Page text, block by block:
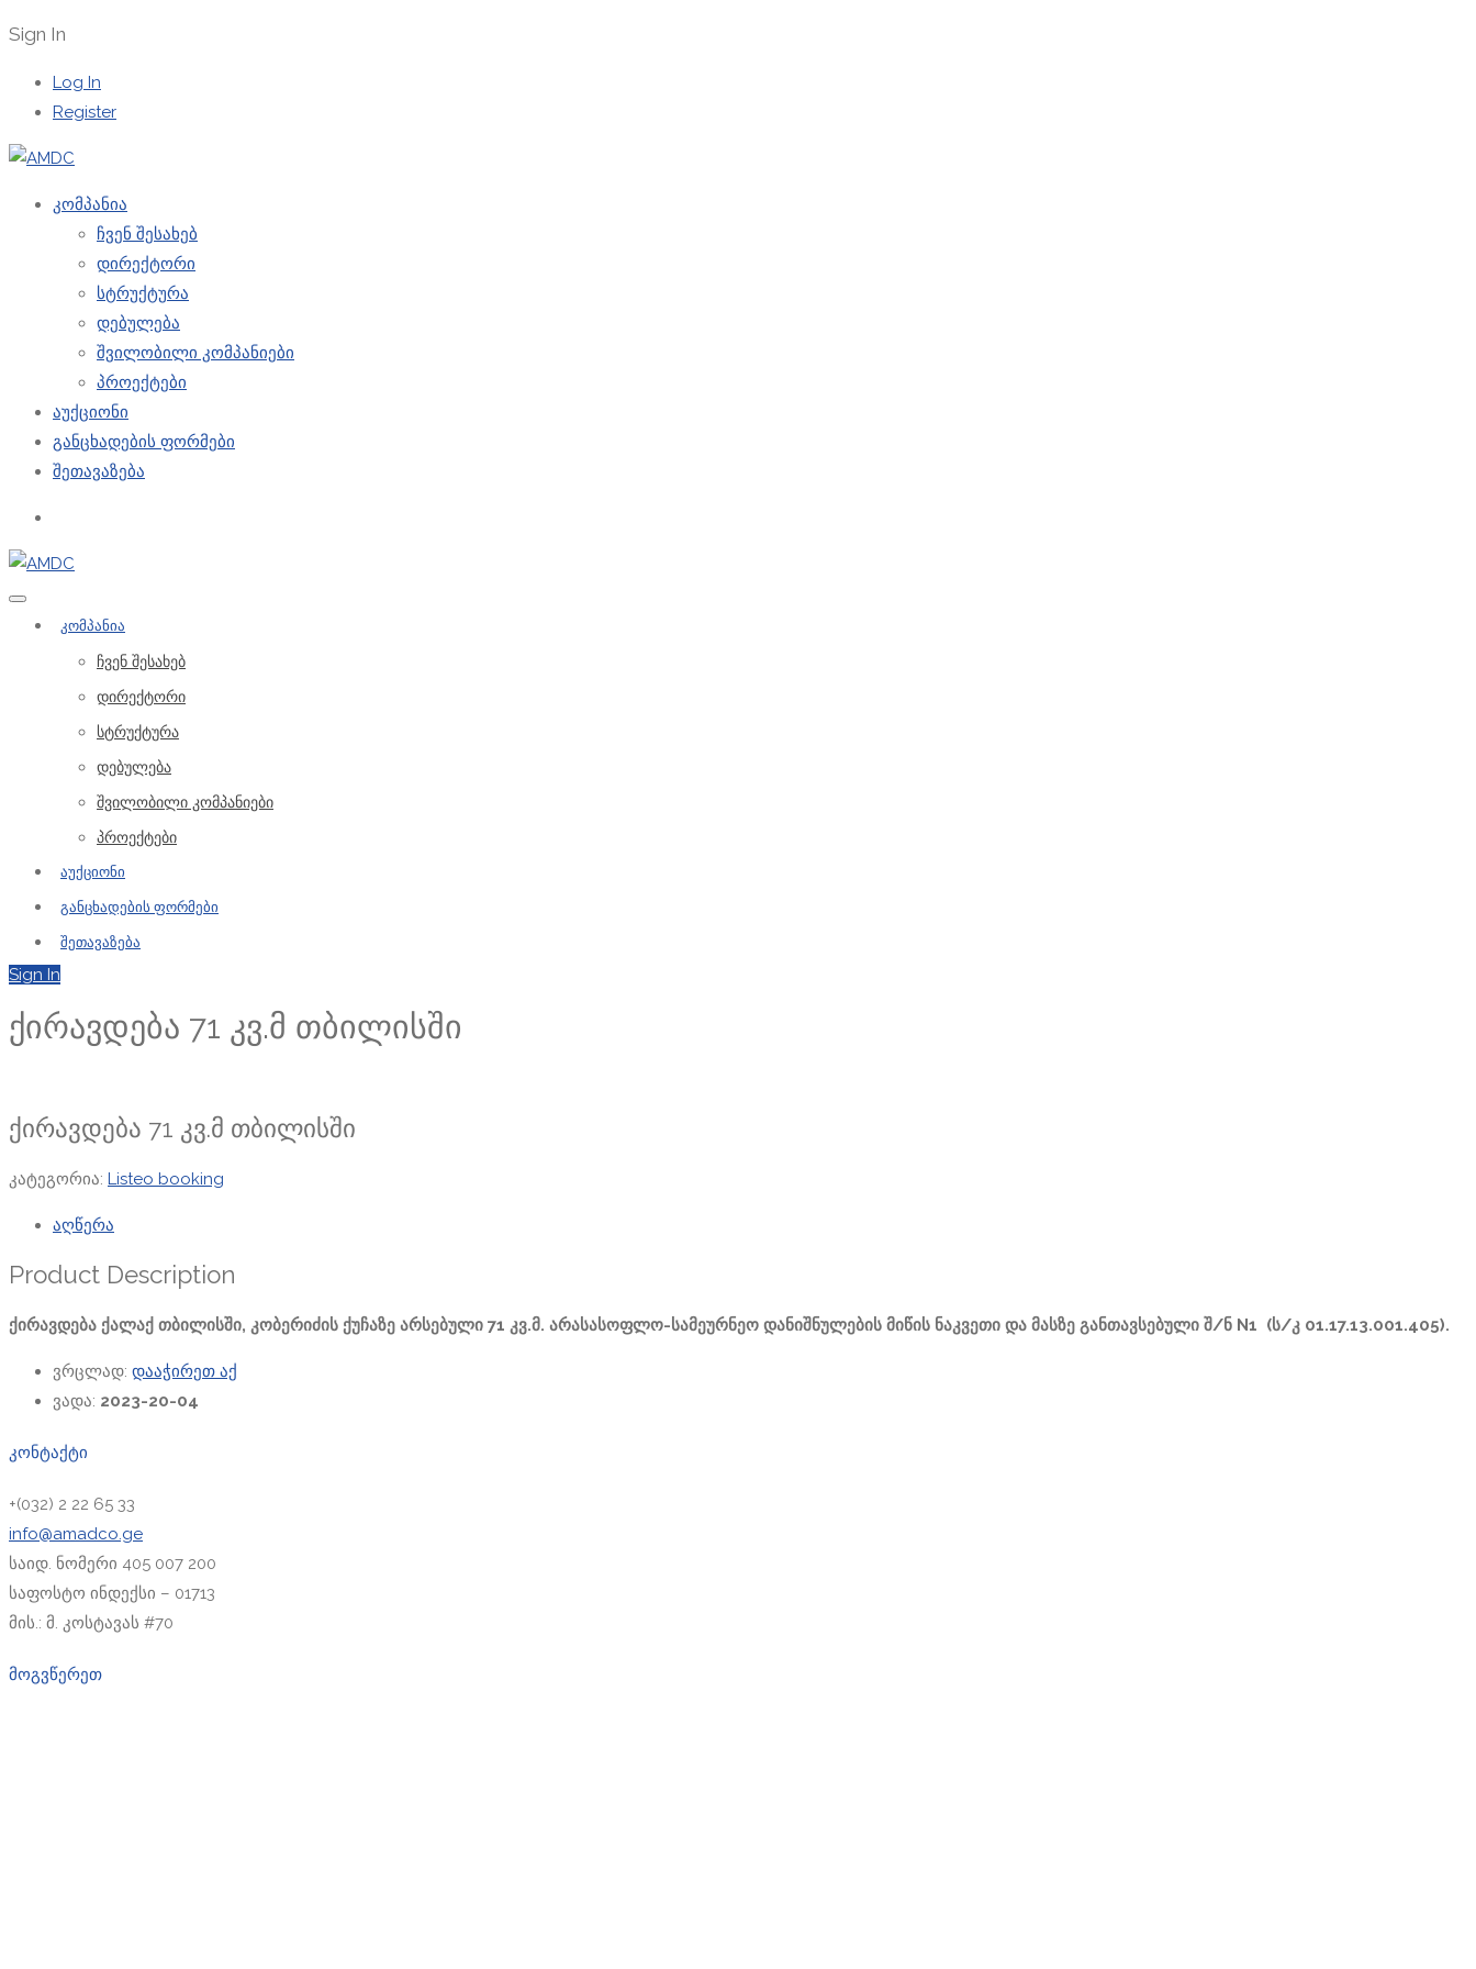
Sign In
Log In
Register
კომპანია
ჩვენ შესახებ
დირექტორი
სტრუქტურა
დებულება
შვილობილი კომპანიები
პროექტები
აუქციონი
განცხადების ფორმები
შეთავაზება
კომპანია
ჩვენ შესახებ
დირექტორი
სტრუქტურა
დებულება
შვილობილი კომპანიები
პროექტები
აუქციონი
განცხადების ფორმები
შეთავაზება
Sign In
ქირავდება 71 კვ.მ თბილისში
ქირავდება 71 კვ.მ თბილისში
კატეგორია: Listeo booking
აღწერა
Product Description
ქირავდება ქალაქ თბილისში, კობერიძის ქუჩაზე არსებული 71 კვ.მ. არასასოფლო-სამეურნეო დანიშნულების მიწის ნაკვეთი და მასზე განთავსებული შ/ნ N1 (ს/კ 01.17.13.001.405).
ვრცლად: დააჭირეთ აქ
ვადა: 2023-20-04
კონტაქტი
+(032) 2 22 65 33
info@amadco.ge
საიდ. ნომერი 405 007 200
საფოსტო ინდექსი – 01713
მის.: მ. კოსტავას #70
მოგვწერეთ